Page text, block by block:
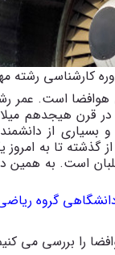
کارشناسی رشته
است. عمر
در قرن هیجدهم
بسیاری از
گذشته تا به
است. به همین
گروه
را بررسی می